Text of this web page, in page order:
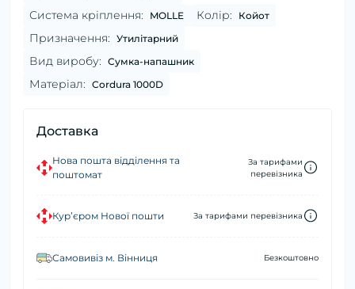
Система кріплення: MOLLE Колір: Койот
Призначення: Утилітарний
Вид виробу: Сумка-напашник
Матеріал: Cordura 1000D
Доставка
Нова пошта відділення та
поштомат
За тарифами
перевізника
Кур’єром Нової пошти За тарифами перевізника
Самовивіз м. Вінниця Безкоштовно